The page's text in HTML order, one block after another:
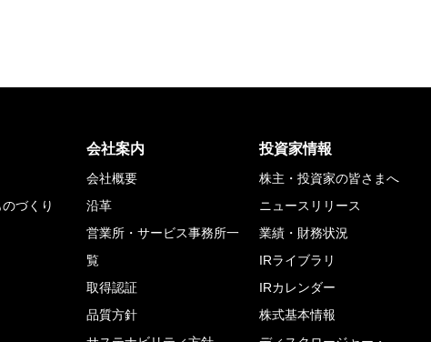
づくり
会社案内
会社概要
沿革
営業所・サービス事務所一
覧
取得認証
品質方針
投資家情報
株主・投資家の皆さまへ
ニュースリリース
業績・財務状況
IRライブラリ
IRカレンダー
株式基本情報